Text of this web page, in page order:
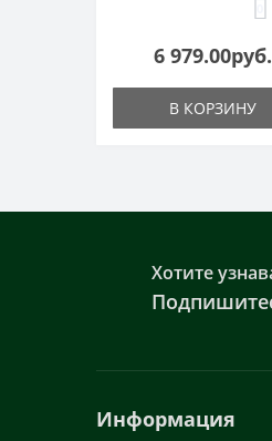
6 979.00руб.
В КОРЗИНУ
Хотите
Информация